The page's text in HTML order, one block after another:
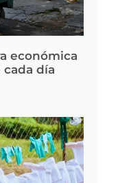
económica
cada día